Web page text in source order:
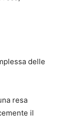
delle
resa
il